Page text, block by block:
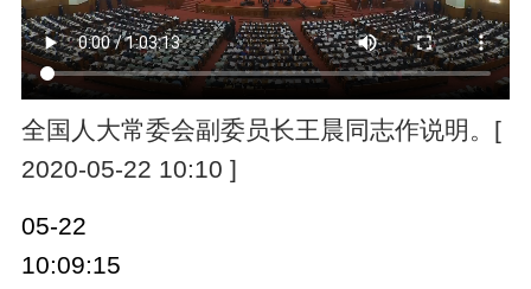
全国人大常委会副委员长王晨同志作说明。[
2020-05-22 10:10 ]
05-22
10:09:15